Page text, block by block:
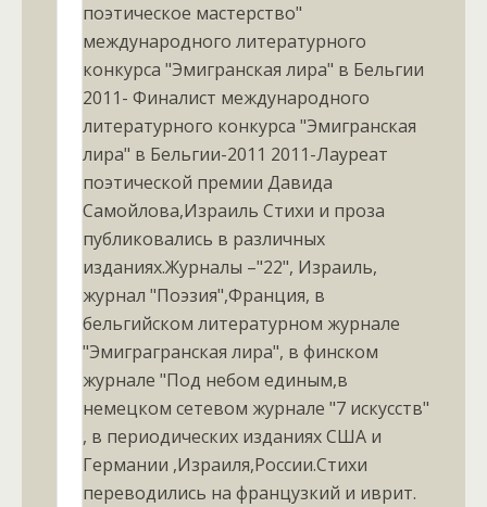
поэтическое мастерство"
международного литературного
конкурса "Эмигранская лира" в Бельгии
2011- Финалист международного
литературного конкурса "Эмигранская
лира" в Бельгии-2011 2011-Лауреат
поэтической премии Давида
Самойлова,Израиль Стихи и проза
публиковались в различных
изданиях.Журналы –"22", Израиль,
журнал "Поэзия",Франция, в
бельгийском литературном журнале
"Эмиграгранская лира", в финском
журнале "Под небом единым,в
немецком сетевом журнале "7 искусств"
, в периодических изданиях США и
Германии ,Израиля,России.Стихи
переводились на французкий и иврит.